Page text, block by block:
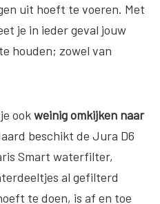
uit hoeft te voeren. Met
je in ieder geval jouw
houden; zowel van
ookweinig omkijken naar
beschikt de Jura D6
Smart waterfilter,
al gefilterd
te doen, is af en toe